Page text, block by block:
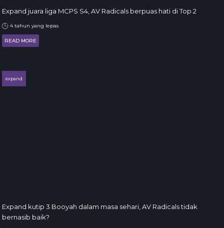
Expand juara liga MCPS S4, AV Radicals berpuas hati di Top 2
4 tahun yang lepas
READ MORE
expand
Expand kutip 3 Booyah dalam masa sehari, AV Radicals tidak
bernasib baik?